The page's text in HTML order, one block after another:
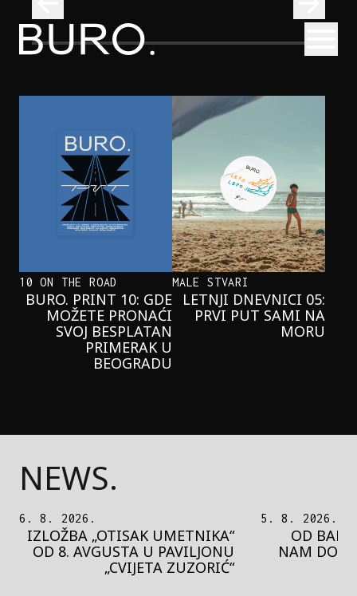
BURO.
U BEOGRAD STIŽE BEND BEZ
FRONTMENA – SA SASVIM
POSEBNIM NASTUPOM
10 ON THE ROAD
BURO. PRINT 10: GDE
MOŽETE PRONAĆI
SVOJ BESPLATAN
PRIMERAK U
BEOGRADU
MALE STVARI
LETNJI DNEVNICI 05:
PRVI PUT SAMI NA
MORU
NEWS.
5. 8. 2026.
OD BAROKA DO REJVA: ŠTA
NAM DONOSI NOVI BUPBAP
FESTIVAL?
5. 8. 2026.
PEDJA
MOTIVE